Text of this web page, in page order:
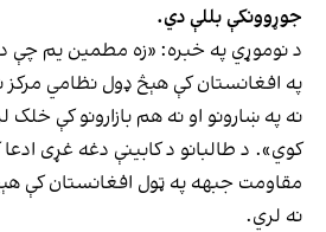
جوړوونکې بللې دي.
د نوموړي په خبره: «زه مطمین یم
په افغانستان کې هېڅ ډول نظامي مرکز
نه په ښارونو او نه هم بازارونو کې خلک
کوي». د طالبانو د کابینې دغه غړی
مقاومت جبهه په ټول افغانستان کې
نه لري.